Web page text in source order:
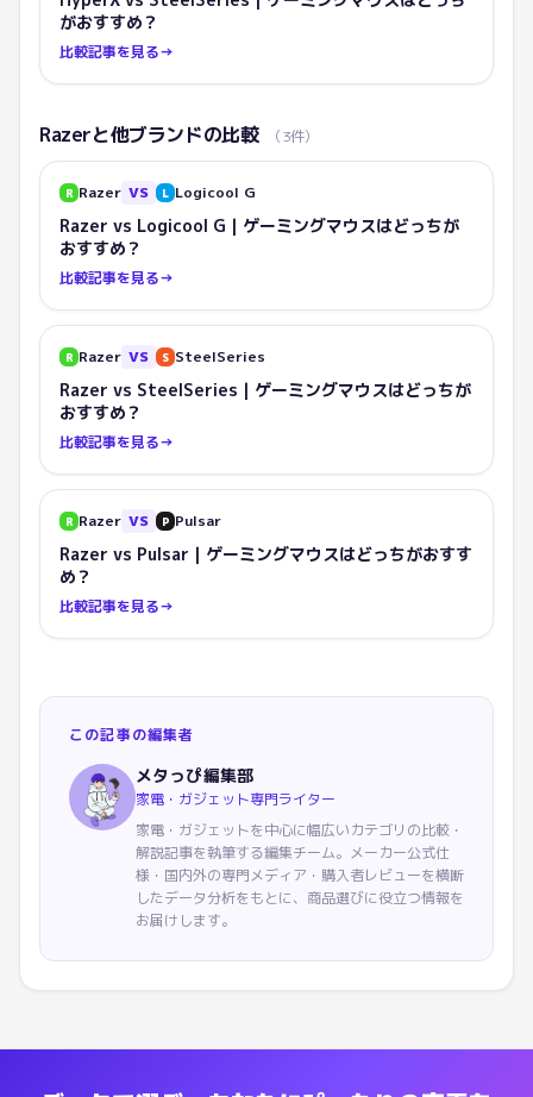
がおすすめ？
比較記事を見る→
Razerと他ブランドの比較 （3件）
R Razer VS L Logicool G
Razer vs Logicool G｜ゲーミングマウスはどっちが
おすすめ？
比較記事を見る→
R Razer VS S SteelSeries
Razer vs SteelSeries｜ゲーミングマウスはどっちが
おすすめ？
比較記事を見る→
R Razer VS P Pulsar
Razer vs Pulsar｜ゲーミングマウスはどっちがおすす
め？
比較記事を見る→
この記事の編集者
メタっぴ編集部
家電・ガジェット専門ライター
家電・ガジェットを中心に幅広いカテゴリの比較・
解説記事を執筆する編集チーム。メーカー公式仕
様・国内外の専門メディア・購入者レビューを横断
したデータ分析をもとに、商品選びに役立つ情報を
お届けします。